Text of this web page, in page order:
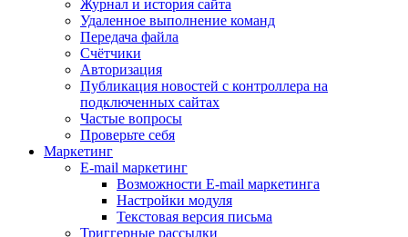
Журнал и история сайта
Удаленное выполнение команд
Передача файла
Счётчики
Авторизация
Публикация новостей с контроллера на
подключенных сайтах
Частые вопросы
Проверьте себя
Маркетинг
E-mail маркетинг
Возможности E-mail маркетинга
Настройки модуля
Текстовая версия письма
Триггерные рассылки